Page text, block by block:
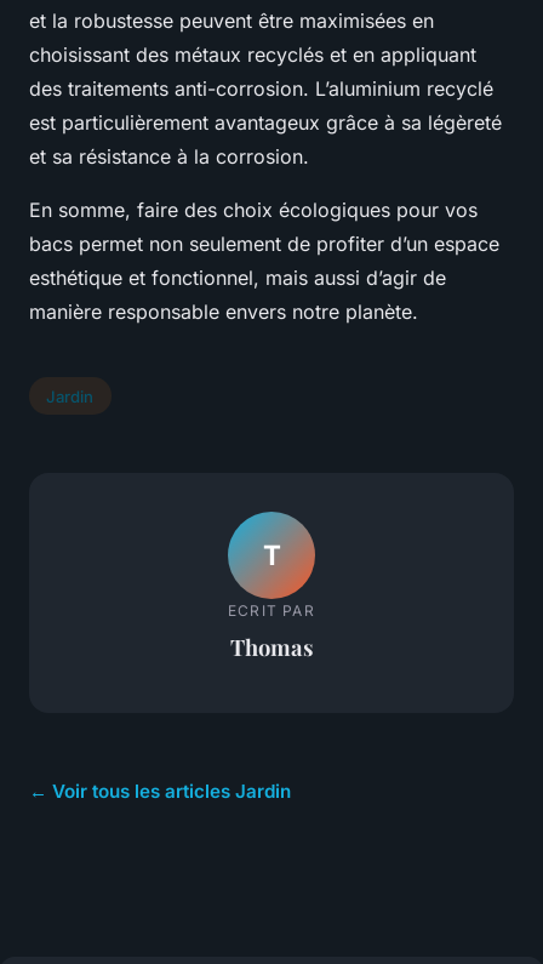
et la robustesse peuvent être maximisées en
choisissant des métaux recyclés et en appliquant
des traitements anti-corrosion. L’aluminium recyclé
est particulièrement avantageux grâce à sa légèreté
et sa résistance à la corrosion.
En somme, faire des choix écologiques pour vos
bacs permet non seulement de profiter d’un espace
esthétique et fonctionnel, mais aussi d’agir de
manière responsable envers notre planète.
Jardin
T
ECRIT PAR
Thomas
← Voir tous les articles Jardin